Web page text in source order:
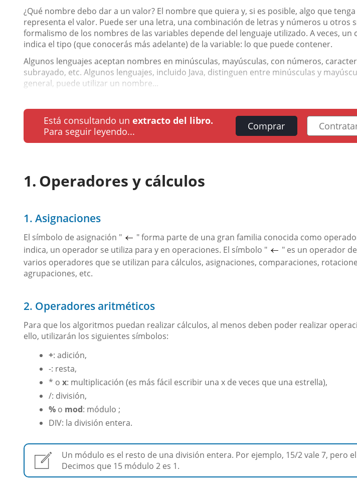
¿Qué nombre debo dar a un valor? El nombre que quiera y, si es posible, algo que
representa el valor. Puede ser una letra, una combinación de letras y números u otros
formalismo de los nombres de las variables depende del lenguaje utilizado. A veces, un
indica el tipo (que conocerás más adelante) de la variable: lo que puede contener.
Algunos lenguajes aceptan nombres en minúsculas, mayúsculas, con números,
subrayado, etc. Algunos lenguajes, incluido Java, distinguen entre minúsculas y
general, puede utilizar un nombre...
Está consultando un extracto del libro.
Para seguir leyendo...
Comprar
Operadores y cálculos
1. Asignaciones
El símbolo de asignación "
" forma parte de una gran familia conocida como
indica, un operador se utiliza para y en operaciones. El símbolo "
" es un operador
varios operadores que se utilizan para cálculos, asignaciones, comparaciones,
agrupaciones, etc.
2. Operadores aritméticos
Para que los algoritmos puedan realizar cálculos, al menos deben poder realizar
ello, utilizarán los siguientes símbolos:
+: adición,
-: resta,
* o x: multiplicación (es más fácil escribir una x de veces que una estrella),
/: división,
% o mod: módulo ;
DIV: la división entera.
Un módulo es el resto de una división entera. Por ejemplo, 15/2 vale 7, pero
Decimos que 15 módulo 2 es 1.